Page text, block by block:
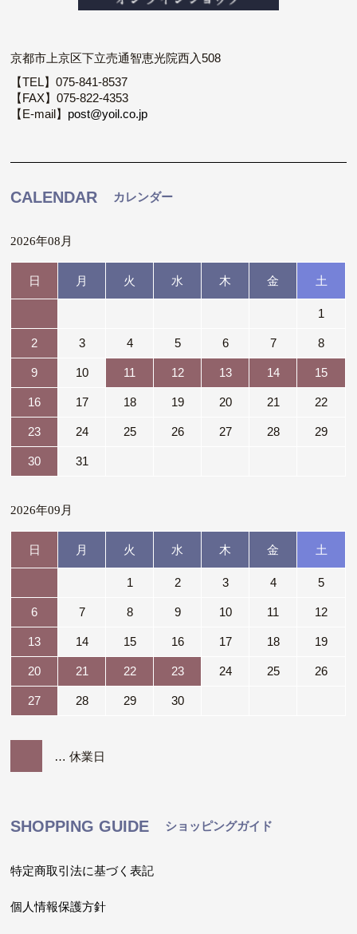
京都市上京区下立売通智恵光院西入508
【TEL】075-841-8537
【FAX】075-822-4353
【E-mail】 post@yoil.co.jp
CALENDAR カレンダー
2026年08月
日 月 火 水 木 金 土
1
2 3 4 5 6 7 8
9 10 11 12 13 14 15
16 17 18 19 20 21 22
23 24 25 26 27 28 29
30 31
2026年09月
日 月 火 水 木 金 土
1 2 3 4 5
6 7 8 9 10 11 12
13 14 15 16 17 18 19
20 21 22 23 24 25 26
27 28 29 30
… 休業日
SHOPPING GUIDE ショッピングガイド
特定商取引法に基づく表記
個人情報保護方針